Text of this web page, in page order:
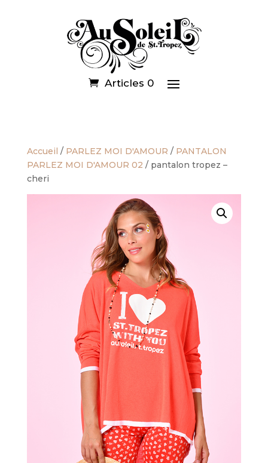
Articles 0
Accueil / PARLEZ MOI D'AMOUR / PANTALON
PARLEZ MOI D'AMOUR 02 / pantalon tropez –
cheri